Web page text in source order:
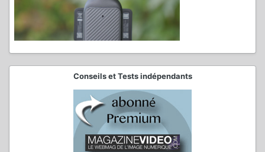
Conseils et Tests indépendants